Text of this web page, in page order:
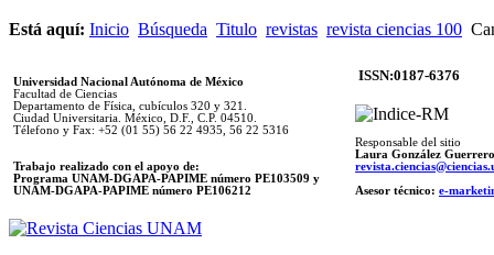
Está aquí: Inicio Búsqueda Titulo revistas revista ciencias 100
Universidad Nacional Autónoma de México
Facultad de Ciencias
Departamento de Física, cubículos 320 y 321.
Ciudad Universitaria. México, D.F., C.P. 04510.
Télefono y Fax: +52 (01 55) 56 22 4935, 56 22 5316
Trabajo realizado con el apoyo de:
Programa UNAM-DGAPA-PAPIME número PE103509 y
UNAM-DGAPA-PAPIME número PE106212
ISSN:0187-6376
Responsable del sitio
Laura González Guerrero
Asesor técnico: e-